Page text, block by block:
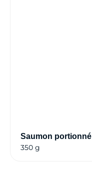
Saumon portionné
350 g